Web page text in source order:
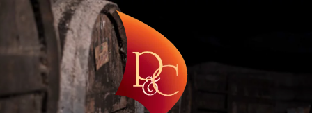
Перейти
содержимому